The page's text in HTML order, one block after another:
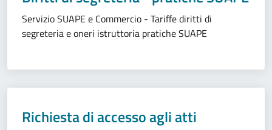
Servizio SUAPE e Commercio - Tariffe diritti di
segreteria e oneri istruttoria pratiche SUAPE
Richiesta di accesso agli atti